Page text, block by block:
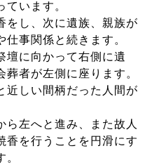
います。
をし、次に遺族、親族が
事関係と続きます。
壇に向かって右側に遺
者が左側に座ります。
近しい間柄だった人間が
ら左へと進み、また故人
香を行うことを円滑にす